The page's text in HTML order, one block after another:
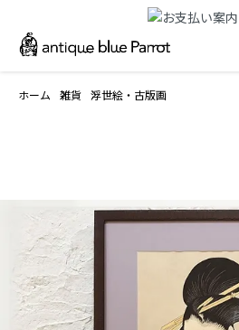
ホーム 雑貨 浮世絵・古版画